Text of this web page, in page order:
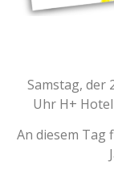
Samstag, der
Uhr H+
An diesem Tag